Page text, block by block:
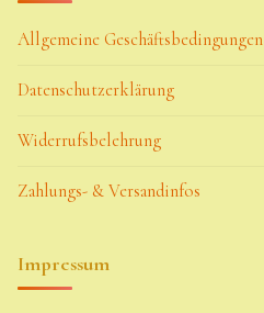
Allgemeine Geschäftsbedingungen
Datenschutzerklärung
Widerrufsbelehrung
Zahlungs- & Versandinfos
Impressum